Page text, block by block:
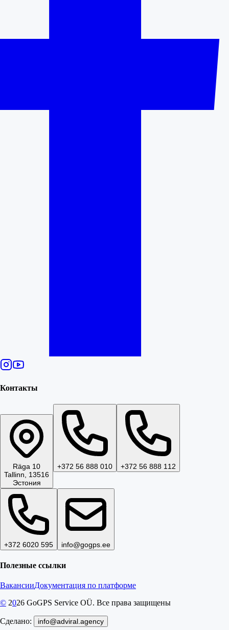
Контакты
Räga 10
Tallinn, 13516
Эстония
+372 56 888 010 +372 56 888 112
+372 6020 595 info@gogps.ee
Полезные ссылки
ВакансииДокументация по платформе
© 2026 GoGPS Service OÜ. Все права защищены
Сделано: info@adviral.agency